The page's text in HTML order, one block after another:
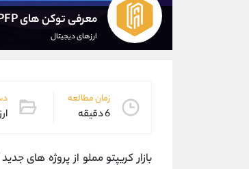
معرفی توکن های PFP
ارزهای دیجیتال
زمان مطالعه
6 دقیقه